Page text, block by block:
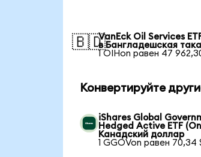
🇧🇩VanEck Oil Services
в Бангладешская така
1 OIHon равен 47
Конвертируйте
iShares Global
Hedged Active ETF
Канадский доллар
1 GGOVon равен 70,34